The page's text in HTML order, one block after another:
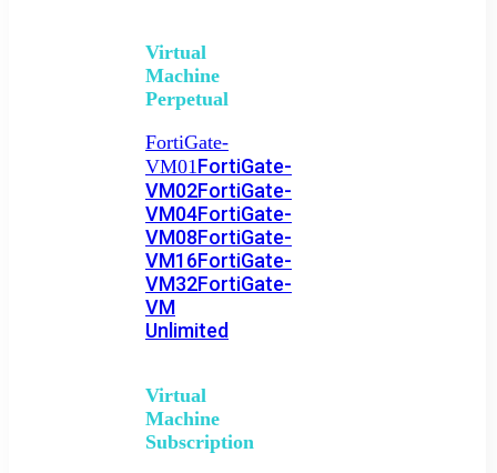
Virtual
Machine
Perpetual
FortiGate-
VM01FortiGate-
VM02FortiGate-
VM04FortiGate-
VM08FortiGate-
VM16FortiGate-
VM32FortiGate-
VM
Unlimited
Virtual
Machine
Subscription